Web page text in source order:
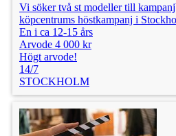
Vi söker två st modeller till
köpcentrums höstkampanj i
En i ca 12-15 års
Arvode 4 000 kr
Högt arvode!
14/7
STOCKHOLM